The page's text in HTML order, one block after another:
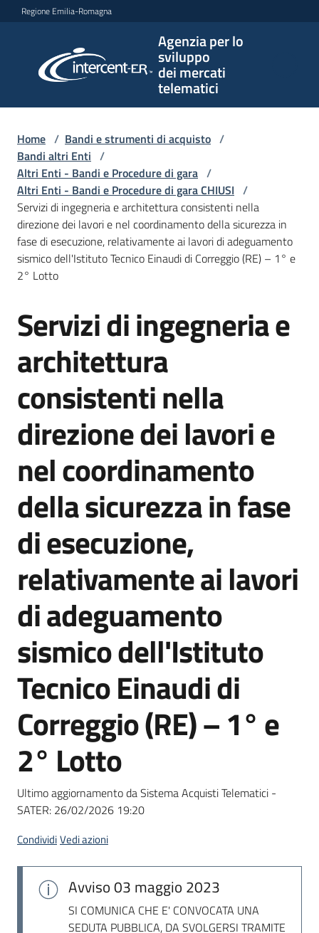
Vai al contenuto
Vai alla navigazione
Vai al footer
Regione Emilia-Romagna
Agenzia per lo
sviluppo
dei mercati
telematici
per lo
sviluppo
telematici
L'Agenzia
Bandi
e
di
acquisto
Piattaforme
telematiche
English
site
Seguici
su
Home / Bandi e strumenti di acquisto /
Bandi altri Enti /
Altri Enti - Bandi e Procedure di gara /
Altri Enti - Bandi e Procedure di gara CHIUSI /
Servizi di ingegneria e architettura consistenti nella
direzione dei lavori e nel coordinamento della sicurezza in
fase di esecuzione, relativamente ai lavori di adeguamento
sismico dell'Istituto Tecnico Einaudi di Correggio (RE) – 1° e
2° Lotto
Salta al contenuto
Servizi di ingegneria e
architettura
consistenti nella
direzione dei lavori e
nel coordinamento
della sicurezza in fase
di esecuzione,
relativamente ai lavori
di adeguamento
sismico dell'Istituto
Tecnico Einaudi di
Correggio (RE) – 1° e
2° Lotto
Ultimo aggiornamento da Sistema Acquisti Telematici -
SATER: 26/02/2026 19:20
CondividiVedi azioni
Avviso03 maggio 2023
SI COMUNICA CHE E' CONVOCATA UNA
SEDUTA PUBBLICA, DA SVOLGERSI TRAMITE